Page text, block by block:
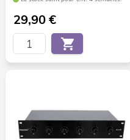
29,90€